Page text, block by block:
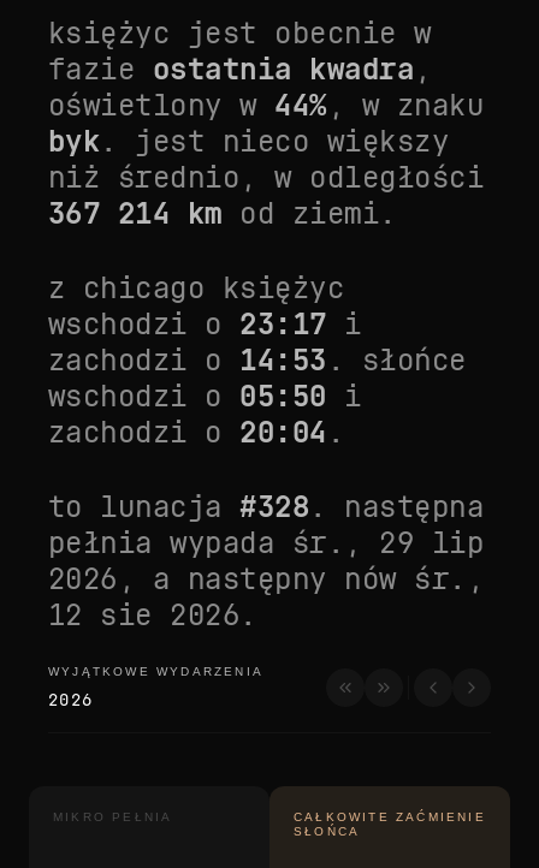
księżyc jest obecnie w
fazie ostatnia kwadra ,
oświetlony w 44%, w znaku
byk. jest nieco większy
niż średnio , w odległości
367 214 km od ziemi.
z chicago księżyc
wschodzi o 23:17 i
zachodzi o 14:53 . słońce
wschodzi o 05:50 i
zachodzi o 20:04 .
to lunacja#328. następna
pełnia wypada śr., 29 lip
2026 , a następny nów śr.,
12 sie 2026.
wyjątkowe wydarzenia
WYJĄTKOWE WYDARZENIA
2026
MIKRO PEŁNIA
CAŁKOWITE ZAĆMIENIE
SŁOŃCA